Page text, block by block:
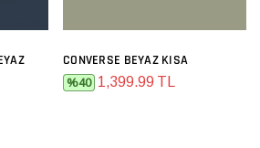
CONVERSE BEYAZ KISA
%40 1,399.99 TL